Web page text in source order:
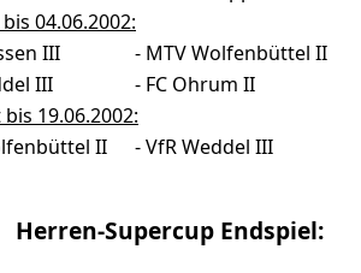
04.06.2002:
III - MTV Wolfenbüttel II
III - FC Ohrum II
19.06.2002:
II -VfR Weddel III
Herren-Supercup Endspiel: